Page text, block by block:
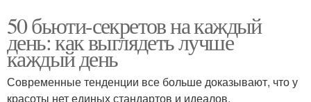
50 бьюти-секретов на каждый
день: как выглядеть лучше
каждый день
Современные тенденции все больше доказывают, что у
красоты нет единых стандартов и идеалов.